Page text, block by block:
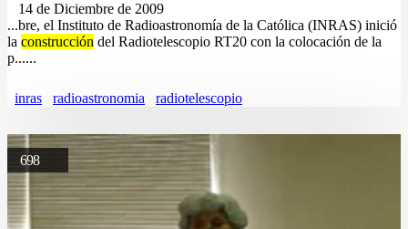
14 de Diciembre de 2009
...bre, el Instituto de Radioastronomía de la Católica (INRAS) inició
la construcción del Radiotelescopio RT20 con la colocación de la
p......
inras radioastronomia radiotelescopio
698